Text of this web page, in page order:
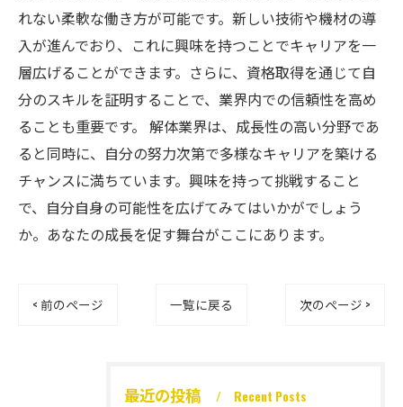
れない柔軟な働き方が可能です。新しい技術や機材の導
入が進んでおり、これに興味を持つことでキャリアを一
層広げることができます。さらに、資格取得を通じて自
分のスキルを証明することで、業界内での信頼性を高め
ることも重要です。 解体業界は、成長性の高い分野であ
ると同時に、自分の努力次第で多様なキャリアを築ける
チャンスに満ちています。興味を持って挑戦すること
で、自分自身の可能性を広げてみてはいかがでしょう
か。あなたの成長を促す舞台がここにあります。
< 前のページ 一覧に戻る 次のページ >
最近の投稿 Recent Posts